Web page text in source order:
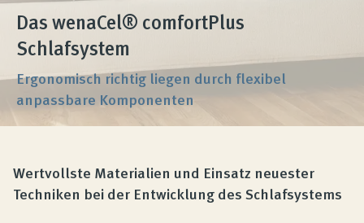
Das wenaCel® comfortPlus
Schlafsystem
Ergonomisch richtig liegen durch flexibel
anpassbare Komponenten
Wertvollste Materialien und Einsatz neuester
Techniken bei der Entwicklung des Schlafsystems